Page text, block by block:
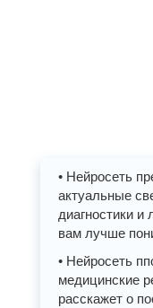
• Нейросеть
актуальные
диагностики и
вам лучше
• Нейросеть
медицинские
расскажет о